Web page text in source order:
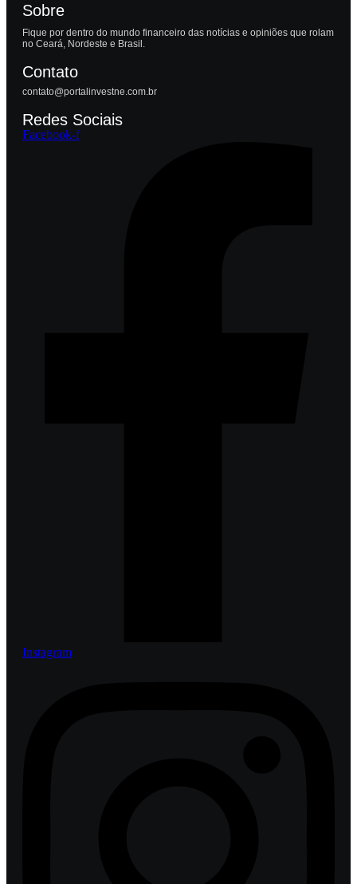
Sobre
Fique por dentro do mundo financeiro das notícias e opiniões que rolam
no Ceará, Nordeste e Brasil.
Contato
contato@portalinvestne.com.br
Redes Sociais
Facebook-f
Instagram